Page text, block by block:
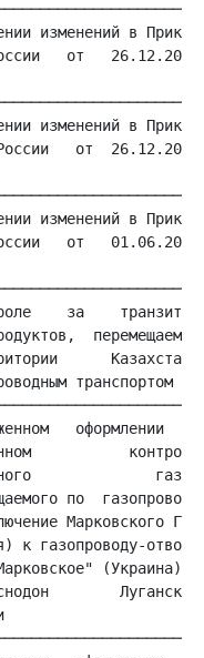
изменений в
от
изменений в
России   от
изменений в
от
за
оформлении
по
Марковского